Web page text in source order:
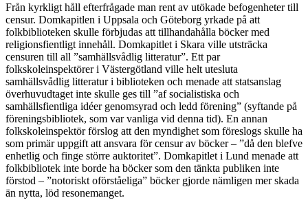
Från kyrkligt håll efterfrågade man rent av utökade befogenheter till
censur. Domkapitlen i Uppsala och Göteborg yrkade på att
folkbiblioteken skulle förbjudas att tillhandahålla böcker med
religionsfientligt innehåll. Domkapitlet i Skara ville utsträcka
censuren till all ”samhällsvådlig litteratur”. Ett par
folkskoleinspektörer i Västergötland ville helt utesluta
samhällsvådlig litteratur i biblioteken och menade att statsanslag
överhuvudtaget inte skulle ges till ”af socialistiska och
samhällsfientliga idéer genomsyrad och ledd förening” (syftande på
föreningsbibliotek, som var vanliga vid denna tid). En annan
folkskoleinspektör förslog att den myndighet som föreslogs skulle ha
som primär uppgift att ansvara för censur av böcker – ”då den blefve
enhetlig och finge större auktoritet”. Domkapitlet i Lund menade att
folkbibliotek inte borde ha böcker som den tänkta publiken inte
förstod – ”notoriskt oförståeliga” böcker gjorde nämligen mer skada
än nytta, löd resonemanget.